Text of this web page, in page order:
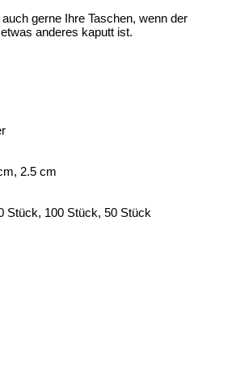
auch gerne Ihre Taschen, wenn der
anderes kaputt ist.
2.5 cm
Stück, 100 Stück, 50 Stück